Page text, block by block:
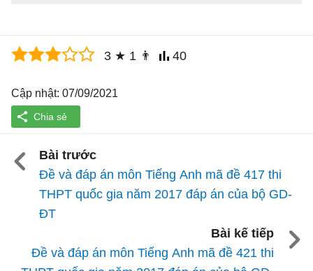
3 ★ 1 👨 40
Cập nhật: 07/09/2021
Bài trước
Đề và đáp án môn Tiếng Anh mã đề 417 thi
THPT quốc gia năm 2017 đáp án của bộ GD-
ĐT
Bài kế tiếp
Đề và đáp án môn Tiếng Anh mã đề 421 thi